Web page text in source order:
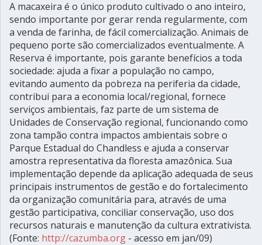
A macaxeira é o único produto cultivado o ano inteiro,
sendo importante por gerar renda regularmente, com
a venda de farinha, de fácil comercialização. Animais de
pequeno porte são comercializados eventualmente. A
Reserva é importante, pois garante benefícios a toda
sociedade: ajuda a fixar a população no campo,
evitando aumento da pobreza na periferia da cidade,
contribui para a economia local/regional, fornece
serviços ambientais, faz parte de um sistema de
Unidades de Conservação regional, funcionando como
zona tampão contra impactos ambientais sobre o
Parque Estadual do Chandless e ajuda a conservar
amostra representativa da floresta amazônica. Sua
implementação depende da aplicação adequada de seus
principais instrumentos de gestão e do fortalecimento
da organização comunitária para, através de uma
gestão participativa, conciliar conservação, uso dos
recursos naturais e manutenção da cultura extrativista.
(Fonte: http://cazumba.org - acesso em jan/09)